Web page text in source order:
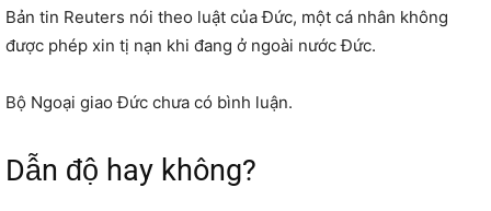
Bản tin Reuters nói theo luật của Đức, một cá nhân không
được phép xin tị nạn khi đang ở ngoài nước Đức.
Bộ Ngoại giao Đức chưa có bình luận.
Dẫn độ hay không?